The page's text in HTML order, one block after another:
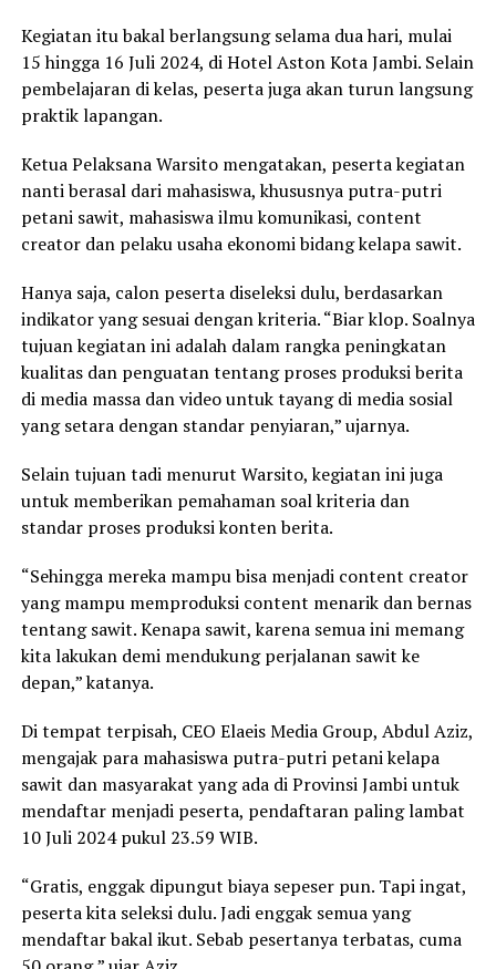
Kegiatan itu bakal berlangsung selama dua hari, mulai
15 hingga 16 Juli 2024, di Hotel Aston Kota Jambi. Selain
pembelajaran di kelas, peserta juga akan turun langsung
praktik lapangan.
Ketua Pelaksana Warsito mengatakan, peserta kegiatan
nanti berasal dari mahasiswa, khususnya putra-putri
petani sawit, mahasiswa ilmu komunikasi, content
creator dan pelaku usaha ekonomi bidang kelapa sawit.
Hanya saja, calon peserta diseleksi dulu, berdasarkan
indikator yang sesuai dengan kriteria. “Biar klop. Soalnya
tujuan kegiatan ini adalah dalam rangka peningkatan
kualitas dan penguatan tentang proses produksi berita
di media massa dan video untuk tayang di media sosial
yang setara dengan standar penyiaran,” ujarnya.
Selain tujuan tadi menurut Warsito, kegiatan ini juga
untuk memberikan pemahaman soal kriteria dan
standar proses produksi konten berita.
“Sehingga mereka mampu bisa menjadi content creator
yang mampu memproduksi content menarik dan bernas
tentang sawit. Kenapa sawit, karena semua ini memang
kita lakukan demi mendukung perjalanan sawit ke
depan,” katanya.
Di tempat terpisah, CEO Elaeis Media Group, Abdul Aziz,
mengajak para mahasiswa putra-putri petani kelapa
sawit dan masyarakat yang ada di Provinsi Jambi untuk
mendaftar menjadi peserta, pendaftaran paling lambat
10 Juli 2024 pukul 23.59 WIB.
“Gratis, enggak dipungut biaya sepeser pun. Tapi ingat,
peserta kita seleksi dulu. Jadi enggak semua yang
mendaftar bakal ikut. Sebab pesertanya terbatas, cuma